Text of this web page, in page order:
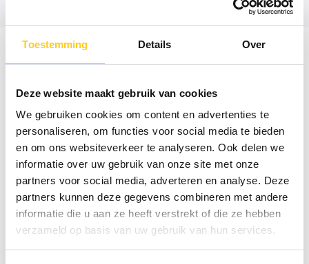
Toestemming Details Over
Deze website maakt gebruik van cookies
We gebruiken cookies om content en advertenties te
personaliseren, om functies voor social media te bieden
en om ons websiteverkeer te analyseren. Ook delen we
informatie over uw gebruik van onze site met onze
partners voor social media, adverteren en analyse. Deze
partners kunnen deze gegevens combineren met andere
informatie die u aan ze heeft verstrekt of die ze hebben
verzameld op basis van uw gebruik van hun services.
In deze gratisonepager ontdek je de 5
portfoliomanagement. Per stap leggen we uit
wat het inhoudt, waarom het cruciaal is en aan
welke randvoorwaarden je moet voldoen. Dit
geeft je inzicht in wat nodig is om
portfoliomanagement succesvol in tezetten
Download gratisonze
onepager door je gegevens
achter te laten via onderstaand
contactformulier